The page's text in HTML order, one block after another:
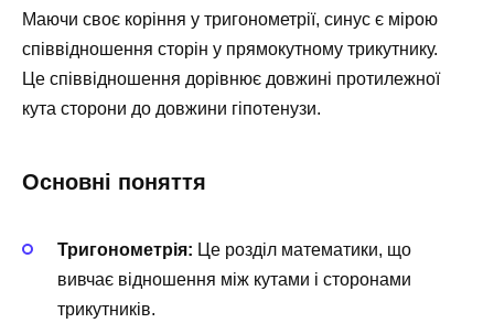
Маючи своє коріння у тригонометрії, синус є мірою
співвідношення сторін у прямокутному трикутнику.
Це співвідношення дорівнює довжині протилежної
кута сторони до довжини гіпотенузи.
Основні поняття
Тригонометрія: Це розділ математики, що
вивчає відношення між кутами і сторонами
трикутників.